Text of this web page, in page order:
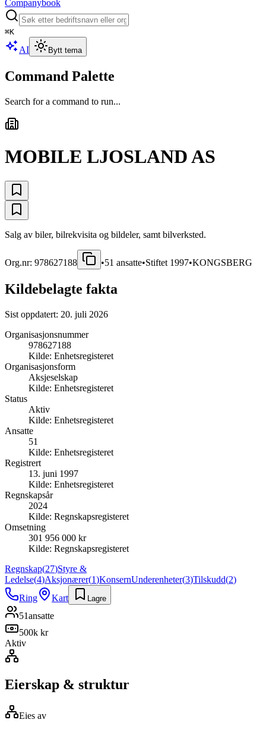
Companybook
⌘K
AI Bytt tema
Command Palette
Search for a command to run...
MOBILE LJOSLAND AS
Salg av biler, bilrekvisita og bildeler, samt bilverksted.
Org.nr: 978627188 •51 ansatte•Stiftet 1997•KONGSBERG
Kildebelagte fakta
Sist oppdatert: 20. juli 2026
Organisasjonsnummer
978627188
Kilde: Enhetsregisteret
Organisasjonsform
Aksjeselskap
Kilde: Enhetsregisteret
Status
Aktiv
Kilde: Enhetsregisteret
Ansatte
51
Kilde: Enhetsregisteret
Registrert
13. juni 1997
Kilde: Enhetsregisteret
Regnskapsår
2024
Kilde: Regnskapsregisteret
Omsetning
301 956 000 kr
Kilde: Regnskapsregisteret
Regnskap(27)Styre &
Ledelse(4)Aksjonærer(1)KonsernUnderenheter(3)Tilskudd(2)
Ring
Kart Lagre
51ansatte
500k kr
Aktiv
Eierskap & struktur
Eies av